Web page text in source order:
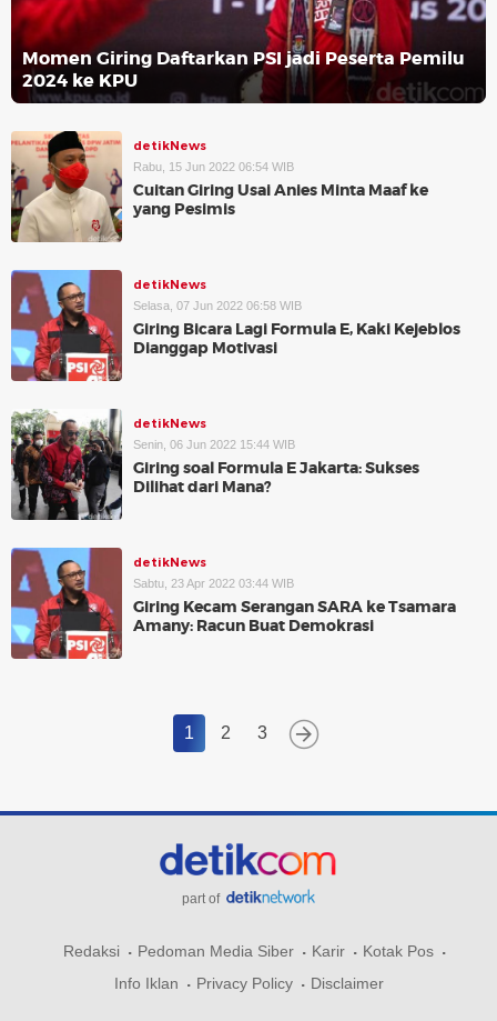
Momen Giring Daftarkan PSI jadi Peserta Pemilu
2024 ke KPU
detikNews
Rabu, 15 Jun 2022 06:54 WIB
Cuitan Giring Usai Anies Minta Maaf ke
yang Pesimis
detikNews
Selasa, 07 Jun 2022 06:58 WIB
Giring Bicara Lagi Formula E, Kaki Kejeblos
Dianggap Motivasi
detikNews
Senin, 06 Jun 2022 15:44 WIB
Giring soal Formula E Jakarta: Sukses
Dilihat dari Mana?
detikNews
Sabtu, 23 Apr 2022 03:44 WIB
Giring Kecam Serangan SARA ke Tsamara
Amany: Racun Buat Demokrasi
1 2 3
part of
Redaksi Pedoman Media Siber Karir
Kotak Pos
Info Iklan
Privacy Policy Disclaimer